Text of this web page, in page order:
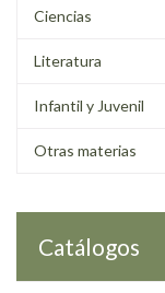
Ciencias
Literatura
Infantil y Juvenil
Otras materias
Catálogos